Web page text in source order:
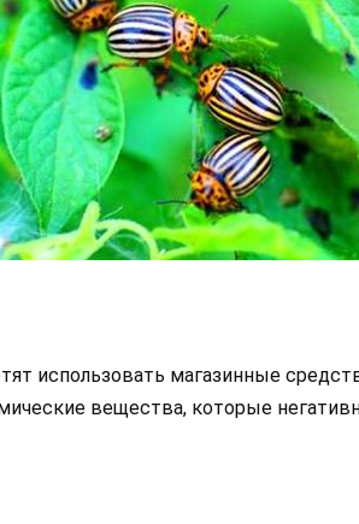
использовать магазинные
вещества, которые